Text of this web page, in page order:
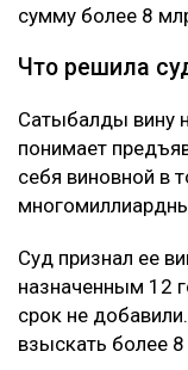
сумму более 8
Что решила
Сатыбалды вину
понимает
себя виновной в
Суд признал ее
назначенным 12
срок не
взыскать более 8